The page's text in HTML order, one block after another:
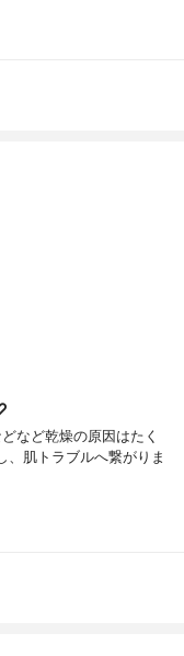
など乾燥の原因はたく
、肌トラブルへ繋がりま